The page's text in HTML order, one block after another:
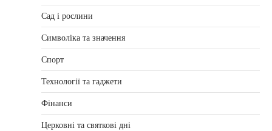
Сад і рослини
Символіка та значення
Спорт
Технології та гаджети
Фінанси
Церковні та святкові дні